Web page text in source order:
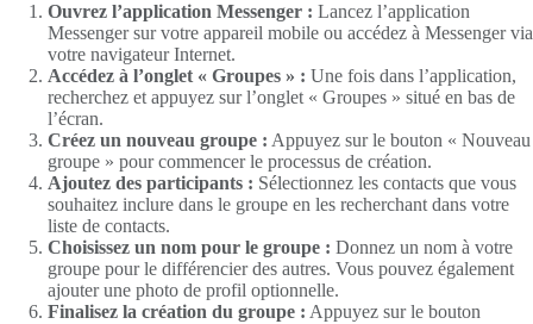
Ouvrez l’application Messenger : Lancez l’application
Messenger sur votre appareil mobile ou accédez à Messenger via
votre navigateur Internet.
Accédez à l’onglet « Groupes » : Une fois dans l’application,
recherchez et appuyez sur l’onglet « Groupes » situé en bas de
l’écran.
Créez un nouveau groupe : Appuyez sur le bouton « Nouveau
groupe » pour commencer le processus de création.
Ajoutez des participants : Sélectionnez les contacts que vous
souhaitez inclure dans le groupe en les recherchant dans votre
liste de contacts.
Choisissez un nom pour le groupe : Donnez un nom à votre
groupe pour le différencier des autres. Vous pouvez également
ajouter une photo de profil optionnelle.
Finalisez la création du groupe : Appuyez sur le bouton